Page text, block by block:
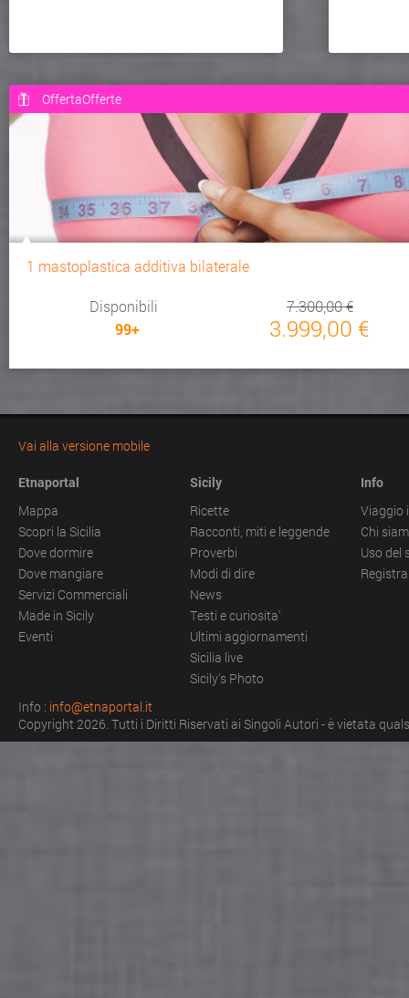
OffertaOfferte
1 mastoplastica additiva bilaterale
Disponibili
99+
7.300,00 €
3.999,00 €
Vai alla versione mobile
Etnaportal
Mappa
Scopri la Sicilia
Dove dormire
Dove mangiare
Servizi Commerciali
Made in Sicily
Eventi
Sicily
Ricette
Racconti, miti e leggende
Proverbi
Modi di dire
News
Testi e curiosita'
Ultimi aggiornamenti
Sicilia live
Sicily's Photo
Info
Viaggio
Chi
Uso del
Info : info@etnaportal.it
Copyright 2026. Tutti i Diritti Riservati ai Singoli Autori - è vietata